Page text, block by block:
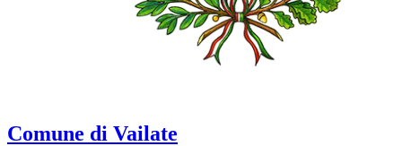
Comune di Vailate